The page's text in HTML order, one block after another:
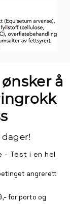
1,4 mg   (100
å
dager!
- Test i en hel
angrerett
for porto og